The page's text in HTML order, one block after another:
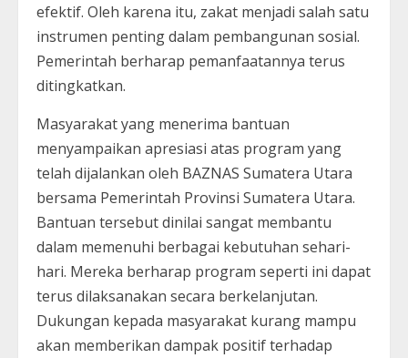
efektif. Oleh karena itu, zakat menjadi salah satu
instrumen penting dalam pembangunan sosial.
Pemerintah berharap pemanfaatannya terus
ditingkatkan.
Masyarakat yang menerima bantuan
menyampaikan apresiasi atas program yang
telah dijalankan oleh BAZNAS Sumatera Utara
bersama Pemerintah Provinsi Sumatera Utara.
Bantuan tersebut dinilai sangat membantu
dalam memenuhi berbagai kebutuhan sehari-
hari. Mereka berharap program seperti ini dapat
terus dilaksanakan secara berkelanjutan.
Dukungan kepada masyarakat kurang mampu
akan memberikan dampak positif terhadap